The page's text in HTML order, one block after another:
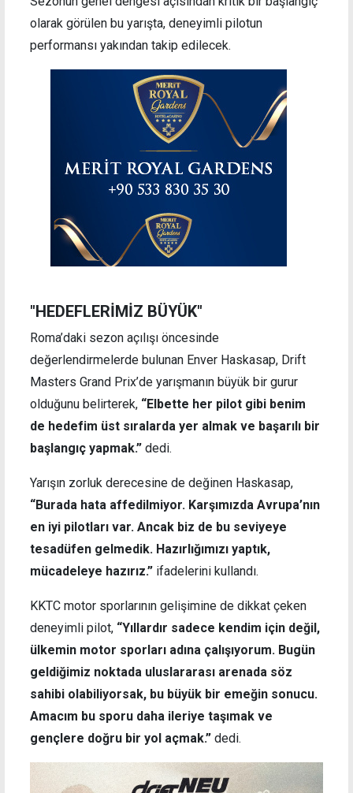
olarak görülen bu yarışta, deneyimli pilotun
performansı yakından takip edilecek.
"HEDEFLERİMİZ BÜYÜK"
Roma’daki sezon açılışı öncesinde
değerlendirmelerde bulunan Enver Haskasap, Drift
Masters Grand Prix’de yarışmanın büyük bir gurur
olduğunu belirterek, “Elbette her pilot gibi benim
de hedefim üst sıralarda yer almak ve başarılı bir
başlangıç yapmak.” dedi.
Yarışın zorluk derecesine de değinen Haskasap,
“Burada hata affedilmiyor. Karşımızda Avrupa’nın
en iyi pilotları var. Ancak biz de bu seviyeye
tesadüfen gelmedik. Hazırlığımızı yaptık,
mücadeleye hazırız.” ifadelerini kullandı.
KKTC motor sporlarının gelişimine de dikkat çeken
deneyimli pilot, “Yıllardır sadece kendim için değil,
ülkemin motor sporları adına çalışıyorum. Bugün
geldiğimiz noktada uluslararası arenada söz
sahibi olabiliyorsak, bu büyük bir emeğin sonucu.
Amacım bu sporu daha ileriye taşımak ve
gençlere doğru bir yol açmak.” dedi.